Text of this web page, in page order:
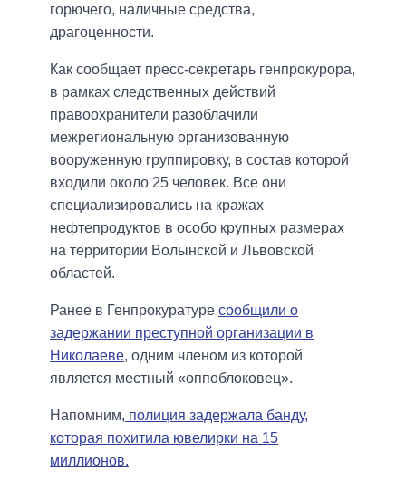
горючего, наличные средства,
драгоценности.
Как сообщает пресс-секретарь генпрокурора,
в рамках следственных действий
правоохранители разоблачили
межрегиональную организованную
вооруженную группировку, в состав которой
входили около 25 человек. Все они
специализировались на кражах
нефтепродуктов в особо крупных размерах
на территории Волынской и Львовской
областей.
Ранее в Генпрокуратуре сообщили о
задержании преступной организации в
Николаеве, одним членом из которой
является местный «оппоблоковец».
Напомним, полиция задержала банду,
которая похитила ювелирки на 15
миллионов.